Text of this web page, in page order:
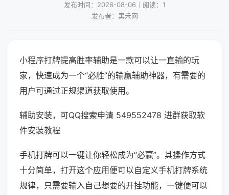
发布时间：2026-08-06｜阅读：1
发布者：黑禾网
小程序打牌提高胜率辅助是一款可以让一直输的玩
家，快速成为一个“必胜”的输赢辅助神器，有需要的
用户可通过正规渠道获取使用。
辅助安装，可QQ搜索申请 549552478 进群获取软
件安装教程
手机打牌可以一键让你轻松成为“必赢”。其操作方式
十分简单，打开这个应用便可以自定义手机打牌系统
规律，只需要输入自己想要的开挂功能，一键便可以